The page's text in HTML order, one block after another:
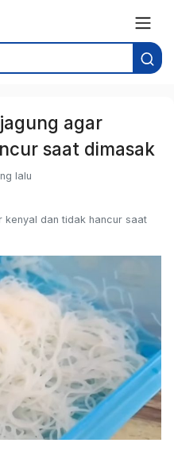
agar
saat dimasak
lalu
kenyal dan tidak hancur saat